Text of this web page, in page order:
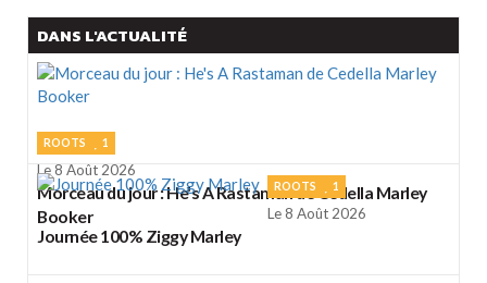
DANS L'ACTUALITÉ
ROOTS 1
Le 8 Août 2026
Morceau du jour : He's A Rastaman de Cedella Marley
Booker
ROOTS 1
Le 8 Août 2026
Journée 100% Ziggy Marley